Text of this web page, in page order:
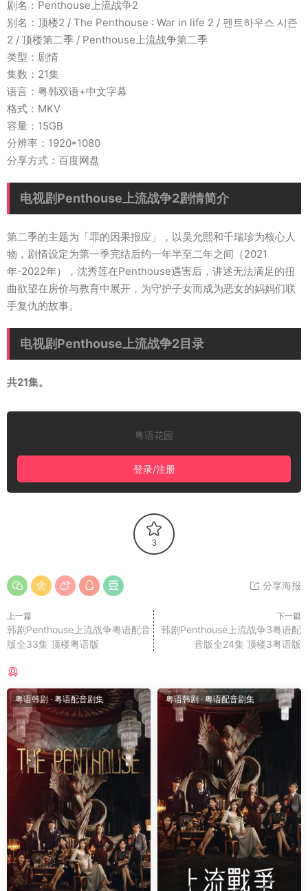
剧名：Penthouse上流战争2
别名：顶楼2 / The Penthouse : War in life 2 / 펜트하우스 시즌
2 / 顶楼第二季 / Penthouse上流战争第二季
类型：剧情
集数：21集
语言：粤韩双语+中文字幕
格式：MKV
容量：15GB
分辨率：1920*1080
分享方式：百度网盘
电视剧Penthouse上流战争2剧情简介
第二季的主题为「罪的因果报应」，以吴允熙和千瑞珍为核心人
物，剧情设定为第一季完结后约一年半至二年之间（2021
年-2022年），沈秀莲在Penthouse遇害后，讲述无法满足的扭
曲欲望在房价与教育中展开，为守护子女而成为恶女的妈妈们联
手复仇的故事。
电视剧Penthouse上流战争2目录
共21集。
粤语花园
登录/注册
3
分享海报
上一篇
韩剧Penthouse上流战争粤语配音
版全33集 顶楼粤语版
下一篇
韩剧Penthouse上流战争3粤语配
音版全24集 顶楼3粤语版
粤语韩剧 · 粤语配音剧集 粤语韩剧 · 粤语配音剧集